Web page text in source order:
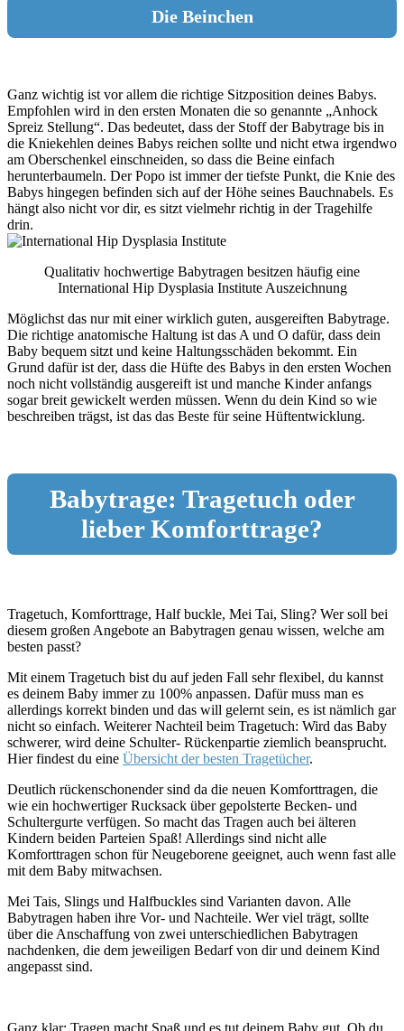
Die Beinchen
Ganz wichtig ist vor allem die richtige Sitzposition deines Babys.
Empfohlen wird in den ersten Monaten die so genannte „Anhock
Spreiz Stellung“. Das bedeutet, dass der Stoff der Babytrage bis in
die Kniekehlen deines Babys reichen sollte und nicht etwa irgendwo
am Oberschenkel einschneiden, so dass die Beine einfach
herunterbaumeln. Der Popo ist immer der tiefste Punkt, die Knie des
Babys hingegen befinden sich auf der Höhe seines Bauchnabels. Es
hängt also nicht vor dir, es sitzt vielmehr richtig in der Tragehilfe
drin.
Qualitativ hochwertige Babytragen besitzen häufig eine
International Hip Dysplasia Institute Auszeichnung
Möglichst das nur mit einer wirklich guten, ausgereiften Babytrage.
Die richtige anatomische Haltung ist das A und O dafür, dass dein
Baby bequem sitzt und keine Haltungsschäden bekommt. Ein
Grund dafür ist der, dass die Hüfte des Babys in den ersten Wochen
noch nicht vollständig ausgereift ist und manche Kinder anfangs
sogar breit gewickelt werden müssen. Wenn du dein Kind so wie
beschreiben trägst, ist das das Beste für seine Hüftentwicklung.
Babytrage: Tragetuch oder
lieber Komforttrage?
Tragetuch, Komforttrage, Half buckle, Mei Tai, Sling? Wer soll bei
diesem großen Angebote an Babytragen genau wissen, welche am
besten passt?
Mit einem Tragetuch bist du auf jeden Fall sehr flexibel, du kannst
es deinem Baby immer zu 100% anpassen. Dafür muss man es
allerdings korrekt binden und das will gelernt sein, es ist nämlich gar
nicht so einfach. Weiterer Nachteil beim Tragetuch: Wird das Baby
schwerer, wird deine Schulter- Rückenpartie ziemlich beansprucht.
Hier findest du eine Übersicht der besten Tragetücher.
Deutlich rückenschonender sind da die neuen Komforttragen, die
wie ein hochwertiger Rucksack über gepolsterte Becken- und
Schultergurte verfügen. So macht das Tragen auch bei älteren
Kindern beiden Parteien Spaß! Allerdings sind nicht alle
Komforttragen schon für Neugeborene geeignet, auch wenn fast alle
mit dem Baby mitwachsen.
Mei Tais, Slings und Halfbuckles sind Varianten davon. Alle
Babytragen haben ihre Vor- und Nachteile. Wer viel trägt, sollte
über die Anschaffung von zwei unterschiedlichen Babytragen
nachdenken, die dem jeweiligen Bedarf von dir und deinem Kind
angepasst sind.